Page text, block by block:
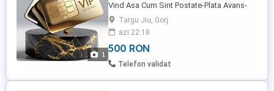
1
Vind Asa Cum Sint Postate-Plata Avans-
NU Trimit Colete Ramburs-NU Se Divulga
Numarul Complet-NU Se Negocieaza
Absolut Nimic-Vind In Conditiile
Mentionate-Sau Deloc-Multumesc
Targu Jiu, Gorj
azi 22:18
500 RON
Telefon validat